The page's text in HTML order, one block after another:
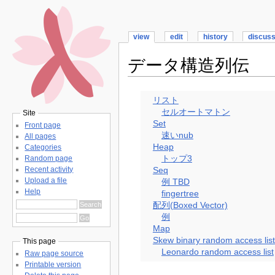
view edit history discuss
データ構造列伝
リスト
セルオートマトン
Set
速いnub
Heap
トップ3
Seq
例 TBD
fingertree
配列(Boxed Vector)
例
Map
Skew binary random access list
Leonardo random access list
Site
Front page
All pages
Categories
Random page
Recent activity
Upload a file
Help
This page
Raw page source
Printable version